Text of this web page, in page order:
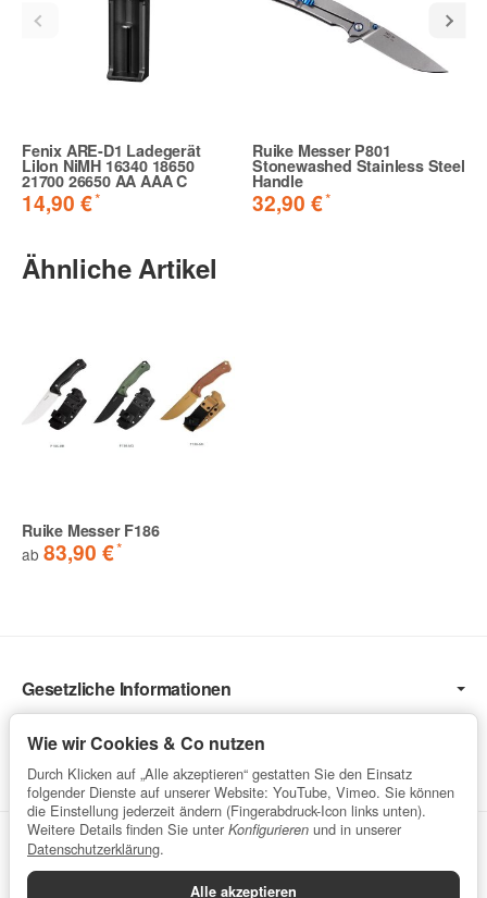
Fenix ARE-D1 Ladegerät
LiIon NiMH 16340 18650
21700 26650 AA AAA C
14,90 €*
Ruike Messer P801
Stonewashed Stainless Steel
Handle
32,90 €*
Ähnliche Artikel
Ruike Messer F186
ab 83,90 €*
Gesetzliche Informationen
Service
Vertrag widerrufen
Wie wir Cookies & Co nutzen
Durch Klicken auf „Alle akzeptieren“ gestatten Sie den Einsatz
folgender Dienste auf unserer Website: YouTube, Vimeo. Sie können
die Einstellung jederzeit ändern (Fingerabdruck-Icon links unten).
Weitere Details finden Sie unter Konfigurieren und in unserer
Datenschutzerklärung.
Alle akzeptieren